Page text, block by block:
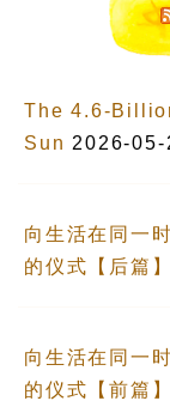
The 4.6-
Sun 2026-05-
向生活在同一
的仪式【后篇】
向生活在同一
的仪式【前篇】